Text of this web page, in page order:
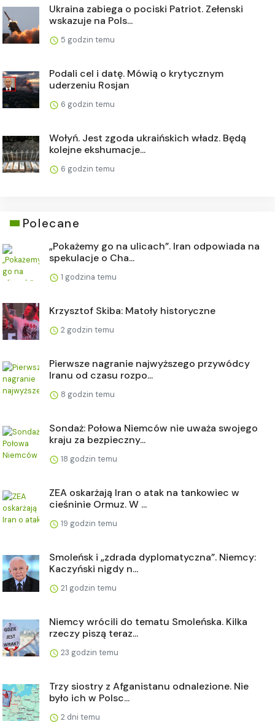
Ukraina zabiega o pociski Patriot. Zełenski
wskazuje na Pols...
5 godzin temu
Podali cel i datę. Mówią o krytycznym
uderzeniu Rosjan
6 godzin temu
Wołyń. Jest zgoda ukraińskich władz. Będą
kolejne ekshumacje...
6 godzin temu
Polecane
„Pokażemy go na ulicach”. Iran odpowiada na
spekulacje o Cha...
1 godzina temu
Krzysztof Skiba: Matoły historyczne
2 godzin temu
Pierwsze nagranie najwyższego przywódcy
Iranu od czasu rozpo...
8 godzin temu
Sondaż: Połowa Niemców nie uważa swojego
kraju za bezpieczny...
18 godzin temu
ZEA oskarżają Iran o atak na tankowiec w
cieśninie Ormuz. W ...
19 godzin temu
Smoleńsk i „zdrada dyplomatyczna”. Niemcy:
Kaczyński nigdy n...
21 godzin temu
Niemcy wrócili do tematu Smoleńska. Kilka
rzeczy piszą teraz...
23 godzin temu
Trzy siostry z Afganistanu odnalezione. Nie
było ich w Polsc...
2 dni temu